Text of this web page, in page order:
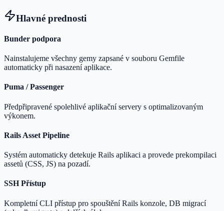
Hlavné prednosti
Bunder podpora
Nainstalujeme všechny gemy zapsané v souboru Gemfile
automaticky při nasazení aplikace.
Puma / Passenger
Předpřipravené spolehlivé aplikační servery s optimalizovaným
výkonem.
Rails Asset Pipeline
Systém automaticky detekuje Rails aplikaci a provede prekompilaci
assetů (CSS, JS) na pozadí.
SSH Přístup
Kompletní CLI přístup pro spouštění Rails konzole, DB migrací